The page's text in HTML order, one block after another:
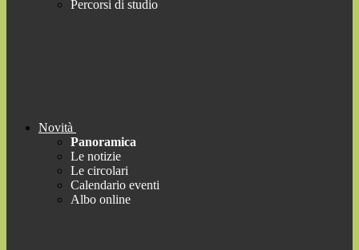
Percorsi di studio
Novità
Panoramica
Le notizie
Le circolari
Calendario eventi
Albo online